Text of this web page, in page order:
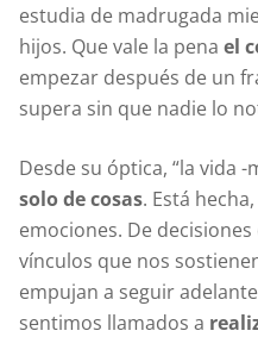
estudia de madrugada
hijos. Que vale la pena el
empezar después de un
supera sin que nadie lo
Desde su óptica, “la vida -
solo de cosas. Está
emociones. De
vínculos que nos
empujan a seguir
sentimos llamados a